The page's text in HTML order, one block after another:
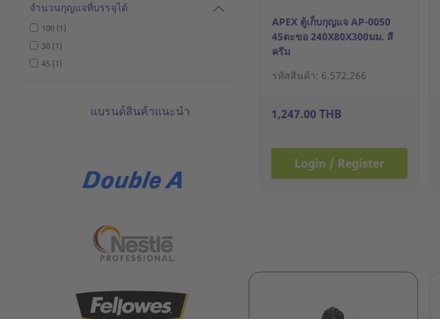
จำนวนกุญแจที่บรรจุได้
100 (1)
30 (1)
45 (1)
แบรนด์สินค้าแนะนำ
APEX ตู้เก็บกุญแจ AP-0050
45ตะขอ 240X80X300มม. สี
ครีม
รหัสสินค้า: 6.572.266
1,247.00 THB
Login / Register